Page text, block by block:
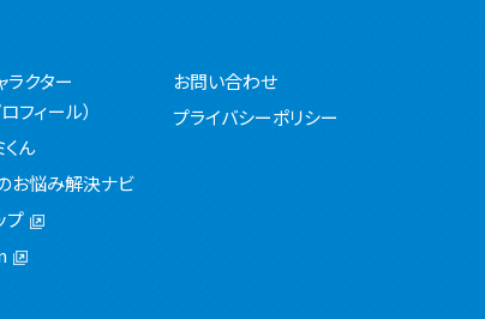
ラクター
フィール）
くん
お悩み解決ナビ
プ
お問い合わせ
プライバシーポリシー